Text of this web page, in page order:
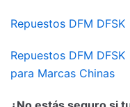
Repuestos DFM
Repuestos DFM
para Marcas Chinas